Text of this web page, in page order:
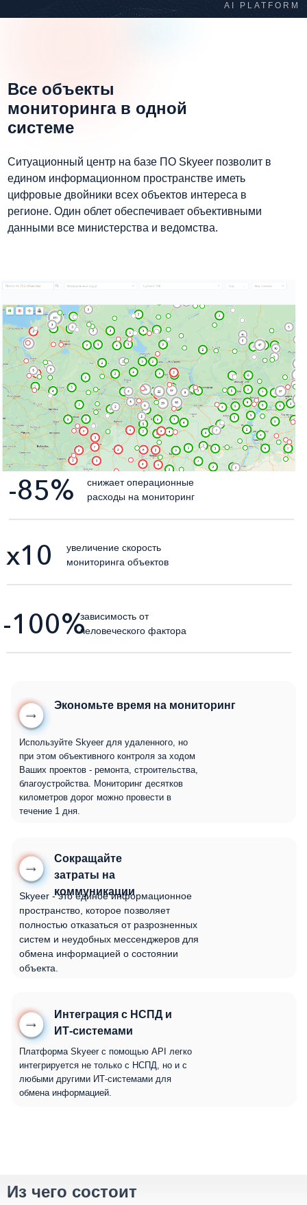
AI PLATFORM
Ситуационный центр на базе ПО Skyeer позволит в
едином информационном пространстве иметь
цифровые двойники всех объектов интереса в
регионе. Один облет обеспечивает объективными
данными все министерства и ведомства.
-85%
снижает операционные
расходы на мониторинг
-100%зависимость от
человеческого фактора
х10
увеличение скорость
мониторинга объектов
Все объекты
мониторинга в одной
системе
Экономьте время на мониторинг
Используйте Skyeer для удаленного, но
при этом объективного контроля за ходом
Ваших проектов - ремонта, строительства,
благоустройства. Мониторинг десятков
километров дорог можно провести в
течение 1 дня.
Сокращайте
затраты на
коммуникации
Skyeer - это единое информационное
пространство, которое позволяет
полностью отказаться от разрозненных
систем и неудобных мессенджеров для
обмена информацией о состоянии
объекта.
Интеграция с НСПД и
ИТ-системами
Платформа Skyeer с помощью API легко
интегрируется не только с НСПД, но и с
любыми другими ИТ-системами для
обмена информацией.
Из чего состоит